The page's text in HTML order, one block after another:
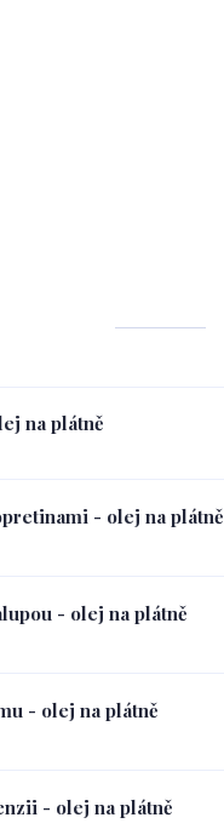
na plátně
- olej na plátně
- olej na plátně
- olej na plátně
- olej na plátně